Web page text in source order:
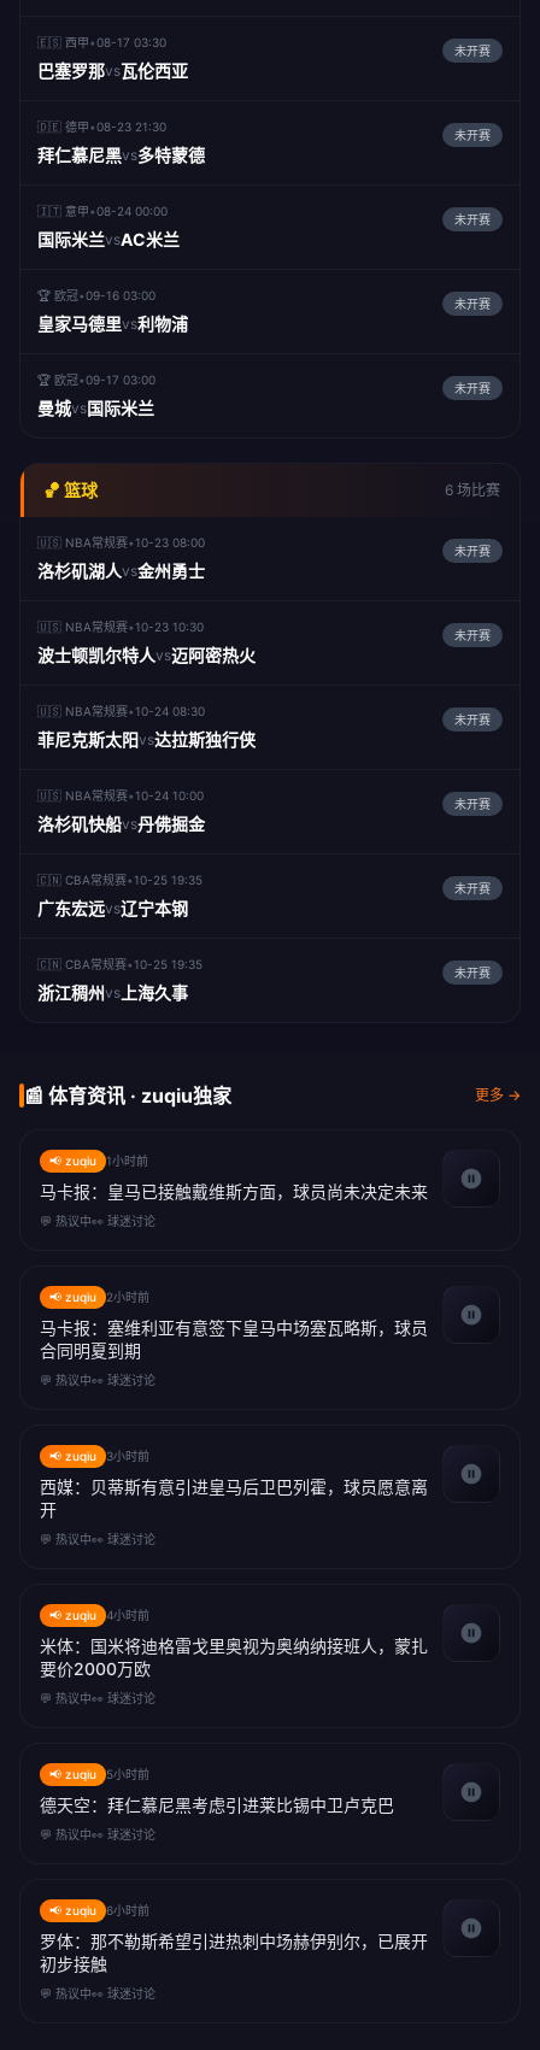
🇪🇸 西甲•08-17 03:30
巴塞罗那vs瓦伦西亚
未开赛
🇩🇪 德甲•08-23 21:30
拜仁慕尼黑vs多特蒙德
未开赛
🇮🇹 意甲•08-24 00:00
国际米兰vsAC米兰
未开赛
🏆 欧冠•09-16 03:00
皇家马德里vs利物浦
未开赛
🏆 欧冠•09-17 03:00
曼城vs国际米兰
未开赛
🏀 篮球 6 场比赛
🇺🇸 NBA常规赛•10-23 08:00
洛杉矶湖人vs金州勇士
未开赛
🇺🇸 NBA常规赛•10-23 10:30
波士顿凯尔特人vs迈阿密热火
未开赛
🇺🇸 NBA常规赛•10-24 08:30
菲尼克斯太阳vs达拉斯独行侠
未开赛
🇺🇸 NBA常规赛•10-24 10:00
洛杉矶快船vs丹佛掘金
未开赛
🇨🇳 CBA常规赛•10-25 19:35
广东宏远vs辽宁本钢
未开赛
🇨🇳 CBA常规赛•10-25 19:35
浙江稠州vs 上海久事
未开赛
📰 体育资讯 · zuqiu独家 更多 →
📢 zuqiu 1小时前
马卡报：皇马已接触戴维斯方面，球员尚未决定未来
💬 热议中👀 球迷讨论
📢 zuqiu 2小时前
马卡报：塞维利亚有意签下皇马中场塞瓦略斯，球员
合同明夏到期
💬 热议中👀 球迷讨论
📢 zuqiu 3小时前
西媒：贝蒂斯有意引进皇马后卫巴列霍，球员愿意离
开
💬 热议中👀 球迷讨论
📢 zuqiu 4小时前
米体：国米将迪格雷戈里奥视为奥纳纳接班人，蒙扎
要价2000万欧
💬 热议中👀 球迷讨论
📢 zuqiu 5小时前
德天空：拜仁慕尼黑考虑引进莱比锡中卫卢克巴
💬 热议中👀 球迷讨论
📢 zuqiu 6小时前
罗体：那不勒斯希望引进热刺中场赫伊别尔，已展开
初步接触
💬 热议中👀 球迷讨论